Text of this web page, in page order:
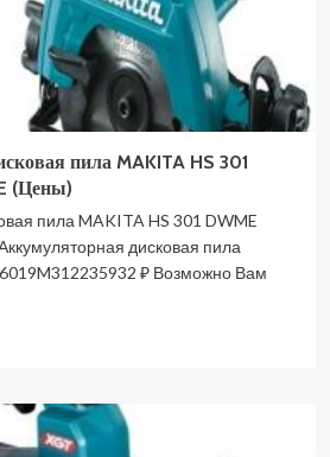
пила MAKITA HS 301
(Цены)
пила MAKITA HS 301 DWME
дисковая пила
₽ Возможно Вам